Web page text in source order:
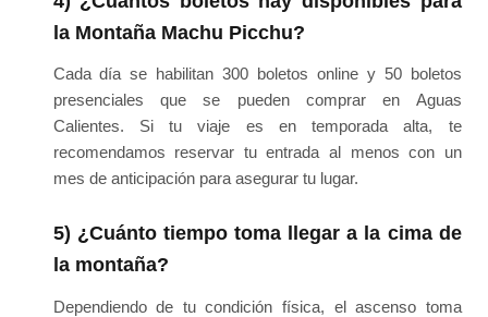
la Montaña Machu Picchu?
Cada día se habilitan 300 boletos online y 50 boletos
presenciales que se pueden comprar en Aguas
Calientes. Si tu viaje es en temporada alta, te
recomendamos reservar tu entrada al menos con un
mes de anticipación para asegurar tu lugar.
5) ¿Cuánto tiempo toma llegar a la cima de
la montaña?
Dependiendo de tu condición física, el ascenso toma